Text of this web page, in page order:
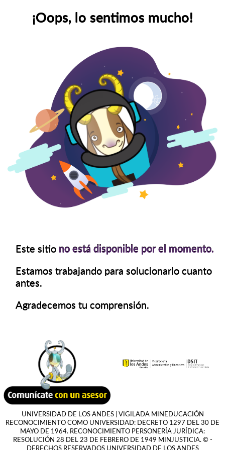
¡Oops, lo sentimos mucho!
Este sitio no está disponible por el momento.
Estamos trabajando para solucionarlo cuanto
antes.
Agradecemos tu comprensión.
UNIVERSIDAD DE LOS ANDES | VIGILADA MINEDUCACIÓN
RECONOCIMIENTO COMO UNIVERSIDAD: DECRETO 1297 DEL 30 DE
MAYO DE 1964. RECONOCIMIENTO PERSONERÍA JURÍDICA:
RESOLUCIÓN 28 DEL 23 DE FEBRERO DE 1949 MINJUSTICIA. © -